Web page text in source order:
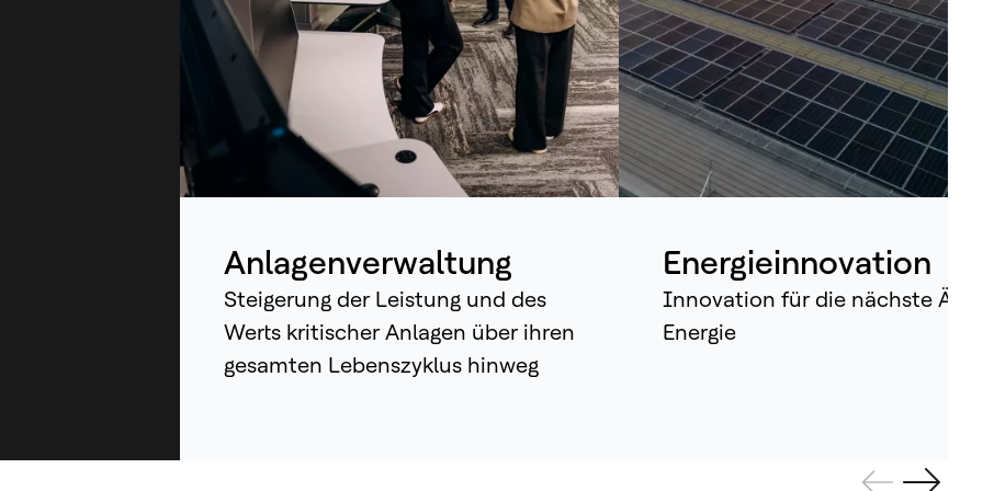
Weltweit stützen sich Unternehmen bei
ihren wichtigsten Geschäftsabläufen auf
unsere Technologien. Heute nutzen wir
die darin enthaltene Intelligenz und
verwandeln einzelne Komponenten in
aufeinander abgestimmte Systeme, die
Anlagenverwaltung
Steigerung der Leistung und des
Werts kritischer Anlagen über ihren
gesamten Lebenszyklus hinweg
Energieinnovation
Innovation für die nächste Ära
Energie